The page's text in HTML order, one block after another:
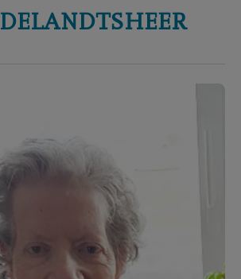
DELANDTSHEER